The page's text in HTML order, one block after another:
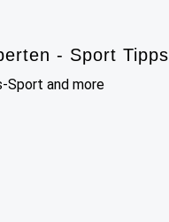
- Sport Tipps
Sport and more